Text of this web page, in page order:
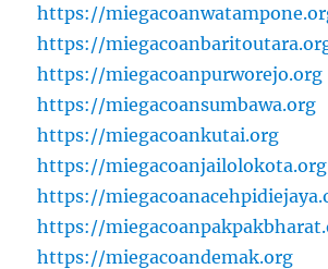
https://
https://
https://miegacoanpurworejo.org
https://miegacoansumbawa.org
https://miegacoankutai.org
https://miegacoanjailolokota.org
https://
https://
https://miegacoandemak.org